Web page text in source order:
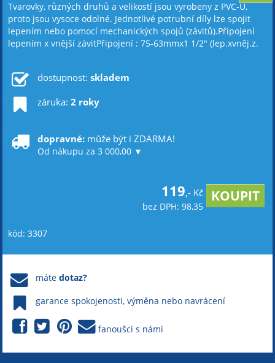
Tvarovky, různých druhů a velikostí jsou vyrobeny z PVC-U,
proto jsou vysoce odolné. Jednotlivé potrubní díly lze spojit
lepením nebo pomocí mechanických spojů (závitů).Připojení
lepením x vnější závitPřipojení : 75-63mmx1 1/2" (lep.xvněj.z.
dostupnost: skladem
záruka: 2 roky
dopravné: může být i ZDARMA!
Od nákupu za 3 000,00 ▼
119,- Kč
bez DPH: 98,35
kód: 3307
mátedotaz?
garance spokojenosti, výměna nebo navrácení
fanoušci s námi